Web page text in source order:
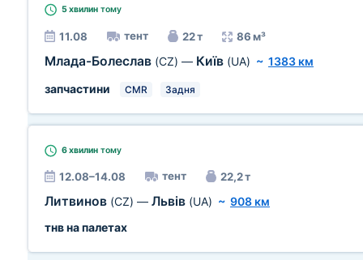
5 хвилин тому
11.08 тент 22 т 86 м³
Млада-Болеслав (CZ) — Київ (UA) ~ 1383 км
запчастини
CMR Задня
6 хвилин тому
12.08–14.08 тент 22,2 т
Литвинов (CZ) — Львів (UA) ~ 908 км
тнв на палетах